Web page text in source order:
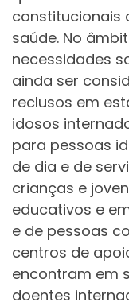
constitucionais
saúde. No
necessidades
ainda ser
reclusos em
idosos
para pessoas
de dia e de
crianças e
educativos e
e de pessoas
centros de
encontram em
doentes